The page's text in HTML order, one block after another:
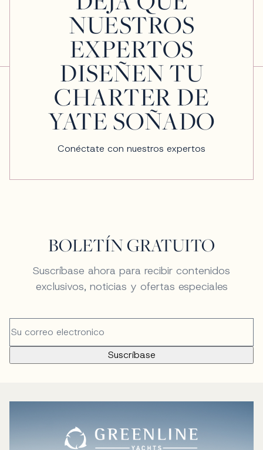
NUESTROS
EXPERTOS
DISEÑEN TU
CHARTER DE
YATE SOÑADO
Conéctate con nuestros expertos
BOLETÍN GRATUITO
Suscríbase ahora para recibir contenidos
exclusivos, noticias y ofertas especiales